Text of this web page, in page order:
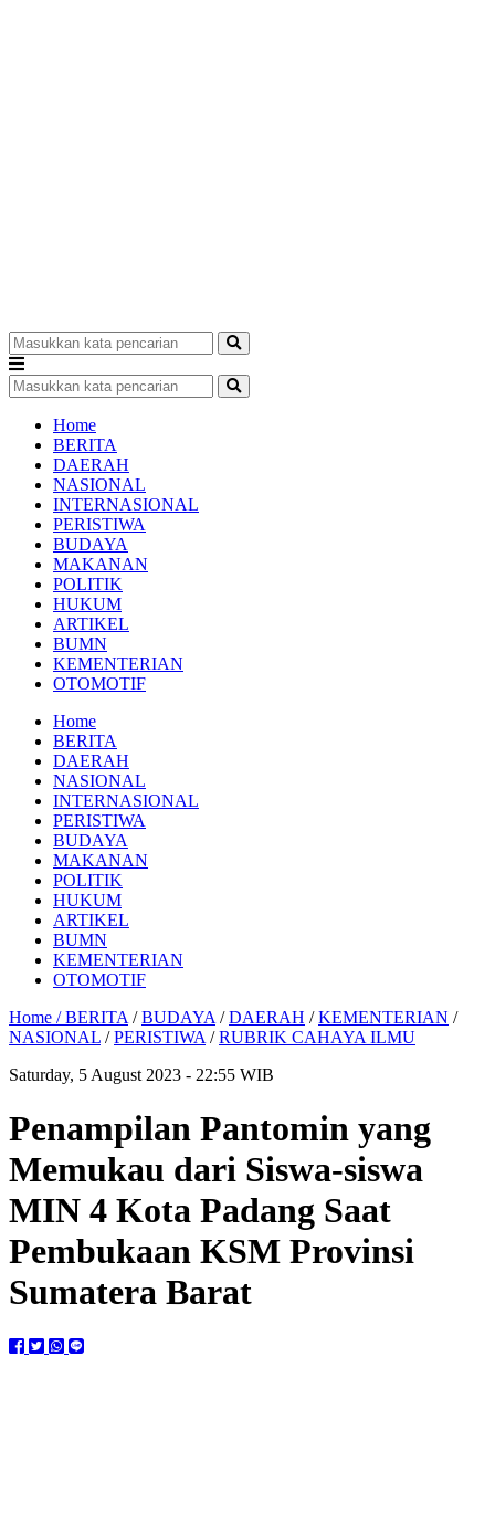
Home
BERITA
DAERAH
NASIONAL
INTERNASIONAL
PERISTIWA
BUDAYA
MAKANAN
POLITIK
HUKUM
ARTIKEL
BUMN
KEMENTERIAN
OTOMOTIF
Home
BERITA
DAERAH
NASIONAL
INTERNASIONAL
PERISTIWA
BUDAYA
MAKANAN
POLITIK
HUKUM
ARTIKEL
BUMN
KEMENTERIAN
OTOMOTIF
Home /BERITA /BUDAYA /DAERAH /KEMENTERIAN /
NASIONAL /PERISTIWA /RUBRIK CAHAYA ILMU
Saturday, 5 August 2023 - 22:55 WIB
Penampilan Pantomin yang
Memukau dari Siswa-siswa
MIN 4 Kota Padang Saat
Pembukaan KSM Provinsi
Sumatera Barat